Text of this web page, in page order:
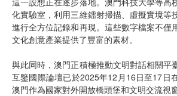
化實驗室，利用三維鐳射掃描、虛擬實境等
進行全方位記錄和再現。這些數字檔案不僅
文化創意產業提供了豐富的素材。
與此同時，澳門正積極推動文明對話相關平
互鑒國際論壇已於2025年12月16日至17日
澳門作為國家對外開放橋頭堡和文明交流視